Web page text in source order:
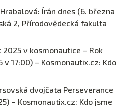
Írán dnes (6. března
2, Přírodovědecká fakulta
2025 v kosmonautice – Rok
v 17:00) – Kosmonautix.cz: Kdo
dvojčata Perseverance
– Kosmonautix.cz: Kdo jsme